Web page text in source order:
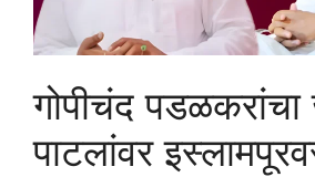
गोपीचंद
पाटलांवर